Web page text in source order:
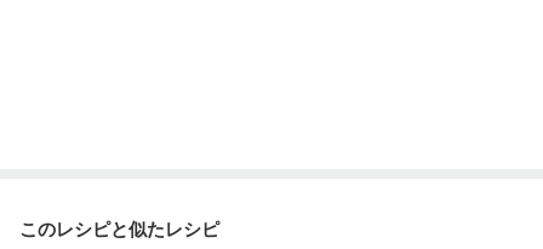
このレシピと似たレシピ